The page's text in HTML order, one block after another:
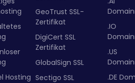
Hosting
GeoTrust SSL-
Zertifikat
DigiCert SSL
Zertifikat
GlobalSign SSL
Sectigo SSL
.IO
.US
.DE